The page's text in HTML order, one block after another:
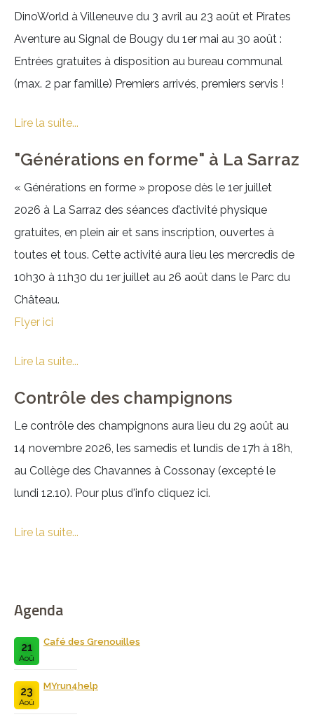
DinoWorld à Villeneuve du 3 avril au 23 août et Pirates
Aventure au Signal de Bougy du 1er mai au 30 août :
Entrées gratuites à disposition au bureau communal
(max. 2 par famille) Premiers arrivés, premiers servis !
Lire la suite...
"Générations en forme" à La Sarraz
« Générations en forme » propose dès le 1er juillet
2026 à La Sarraz des séances d’activité physique
gratuites, en plein air et sans inscription, ouvertes à
toutes et tous. Cette activité aura lieu les mercredis de
10h30 à 11h30 du 1er juillet au 26 août dans le Parc du
Château.
Flyer ici
Lire la suite...
Contrôle des champignons
Le contrôle des champignons aura lieu du 29 août au
14 novembre 2026, les samedis et lundis de 17h à 18h,
au Collège des Chavannes à Cossonay (excepté le
lundi 12.10). Pour plus d'info cliquez ici.
Lire la suite...
Agenda
21
Aoû
Café des Grenouilles
23
Aoû
MYrun4help